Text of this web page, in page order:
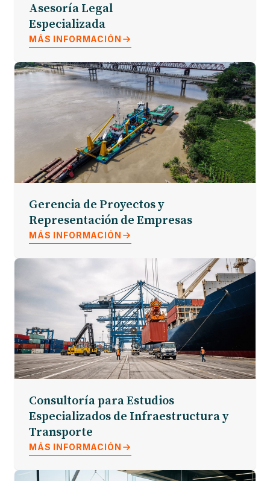
Asesoría Legal
Especializada
MÁS INFORMACIÓN
Gerencia de Proyectos y
Representación de Empresas
MÁS INFORMACIÓN
Consultoría para Estudios
Especializados de Infraestructura y
Transporte
MÁS INFORMACIÓN